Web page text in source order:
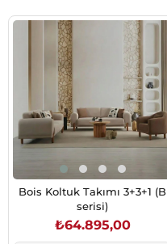
Bois Koltuk Takımı 3+3+1 (B
serisi)
₺64.895,00